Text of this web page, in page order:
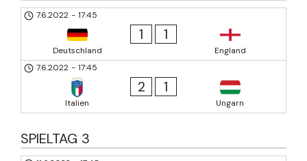
7.6.2022 - 17:45
Deutschland
1 1
England
7.6.2022 - 17:45
Italien
2 1
Ungarn
SPIELTAG 3